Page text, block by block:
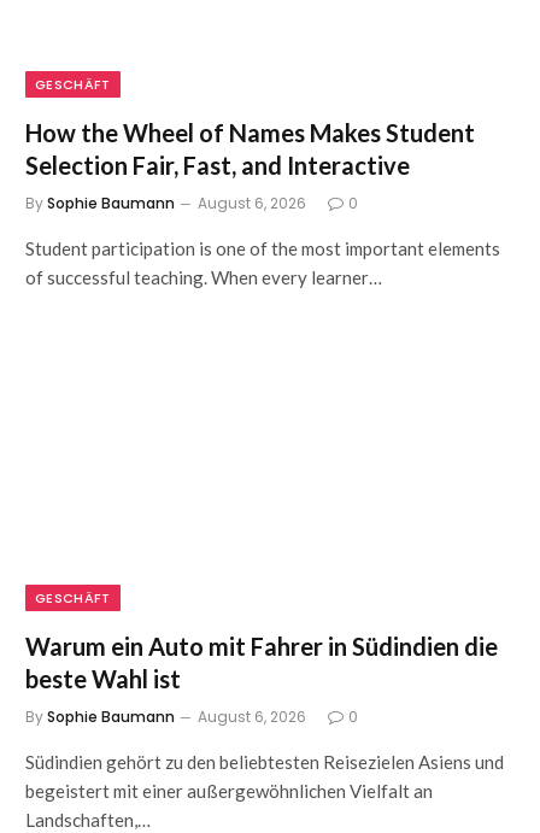
GESCHÄFT
How the Wheel of Names Makes Student
Selection Fair, Fast, and Interactive
BySophie Baumann August 6, 2026 0
Student participation is one of the most important elements
of successful teaching. When every learner…
GESCHÄFT
Warum ein Auto mit Fahrer in Südindien die
beste Wahl ist
BySophie Baumann August 6, 2026 0
Südindien gehört zu den beliebtesten Reisezielen Asiens und
begeistert mit einer außergewöhnlichen Vielfalt an
Landschaften,…